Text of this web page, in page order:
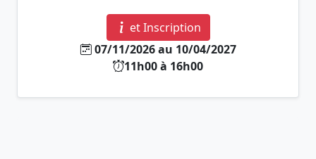
et Inscription
07/11/2026 au 10/04/2027
11h00 à 16h00